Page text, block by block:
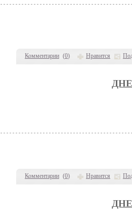
Комментарии (0) Нравится
Комментарии (0) Нравится